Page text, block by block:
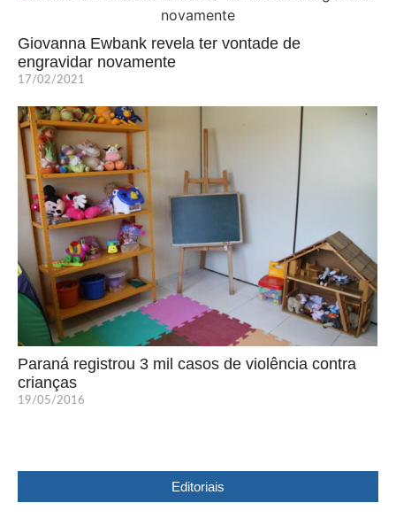
Giovanna Ewbank revela ter vontade de
engravidar novamente
17/02/2021
Paraná registrou 3 mil casos de violência contra
crianças
19/05/2016
Editoriais